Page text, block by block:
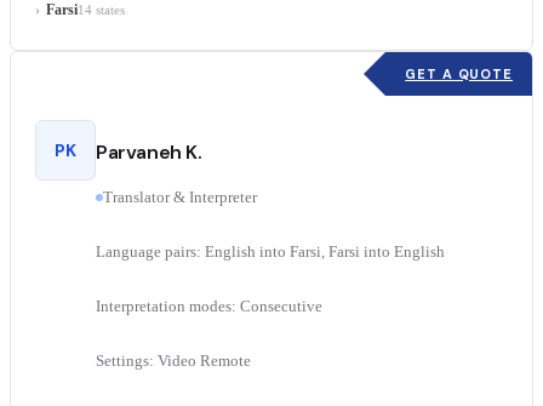
Farsi14 states
GET A QUOTE
PK Parvaneh K.
Translator & Interpreter
Language pairs: English into Farsi, Farsi into English
Interpretation modes: Consecutive
Settings: Video Remote